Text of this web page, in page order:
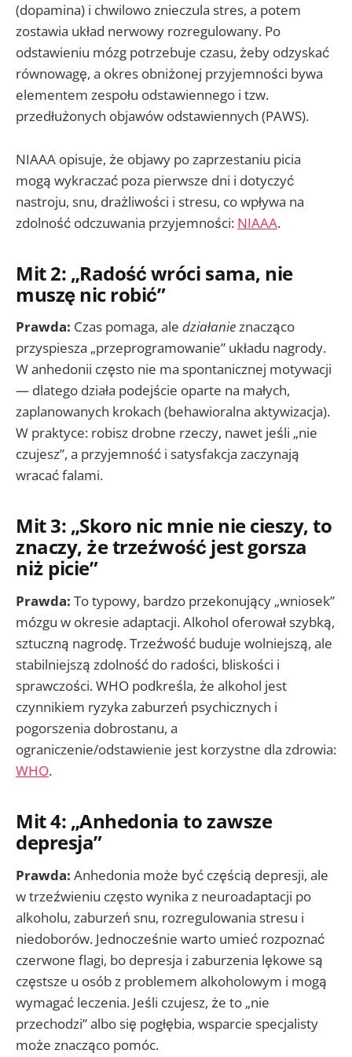
(dopamina) i chwilowo znieczula stres, a potem
zostawia układ nerwowy rozregulowany. Po
odstawieniu mózg potrzebuje czasu, żeby odzyskać
równowagę, a okres obniżonej przyjemności bywa
elementem zespołu odstawiennego i tzw.
przedłużonych objawów odstawiennych (PAWS).
NIAAA opisuje, że objawy po zaprzestaniu picia
mogą wykraczać poza pierwsze dni i dotyczyć
nastroju, snu, drażliwości i stresu, co wpływa na
zdolność odczuwania przyjemności: NIAAA.
Mit 2: „Radość wróci sama, nie
muszę nic robić”
Prawda: Czas pomaga, ale działanieznacząco
przyspiesza „przeprogramowanie” układu nagrody.
W anhedonii często nie ma spontanicznej motywacji
— dlatego działa podejście oparte na małych,
zaplanowanych krokach (behawioralna aktywizacja).
W praktyce: robisz drobne rzeczy, nawet jeśli „nie
czujesz”, a przyjemność i satysfakcja zaczynają
wracać falami.
Mit 3: „Skoro nic mnie nie cieszy, to
znaczy, że trzeźwość jest gorsza
niż picie”
Prawda: To typowy, bardzo przekonujący „wniosek”
mózgu w okresie adaptacji. Alkohol oferował szybką,
sztuczną nagrodę. Trzeźwość buduje wolniejszą, ale
stabilniejszą zdolność do radości, bliskości i
sprawczości. WHO podkreśla, że alkohol jest
czynnikiem ryzyka zaburzeń psychicznych i
pogorszenia dobrostanu, a
ograniczenie/odstawienie jest korzystne dla zdrowia:
WHO.
Mit 4: „Anhedonia to zawsze
depresja”
Prawda: Anhedonia może być częścią depresji, ale
w trzeźwieniu często wynika z neuroadaptacji po
alkoholu, zaburzeń snu, rozregulowania stresu i
niedoborów. Jednocześnie warto umieć rozpoznać
czerwone flagi, bo depresja i zaburzenia lękowe są
częstsze u osób z problemem alkoholowym i mogą
wymagać leczenia. Jeśli czujesz, że to „nie
przechodzi” albo się pogłębia, wsparcie specjalisty
może znacząco pomóc.